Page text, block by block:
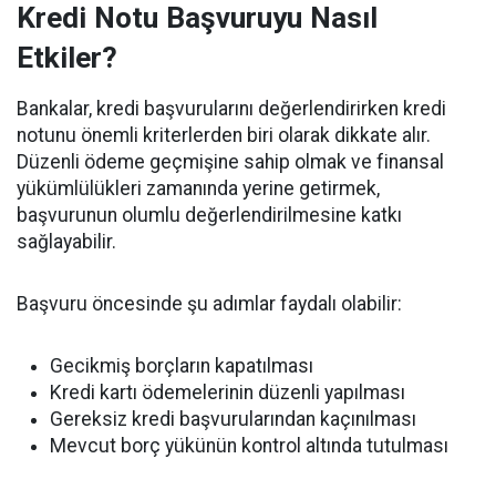
Kredi Notu Başvuruyu Nasıl
Etkiler?
Bankalar, kredi başvurularını değerlendirirken kredi
notunu önemli kriterlerden biri olarak dikkate alır.
Düzenli ödeme geçmişine sahip olmak ve finansal
yükümlülükleri zamanında yerine getirmek,
başvurunun olumlu değerlendirilmesine katkı
sağlayabilir.
Başvuru öncesinde şu adımlar faydalı olabilir:
Gecikmiş borçların kapatılması
Kredi kartı ödemelerinin düzenli yapılması
Gereksiz kredi başvurularından kaçınılması
Mevcut borç yükünün kontrol altında tutulması